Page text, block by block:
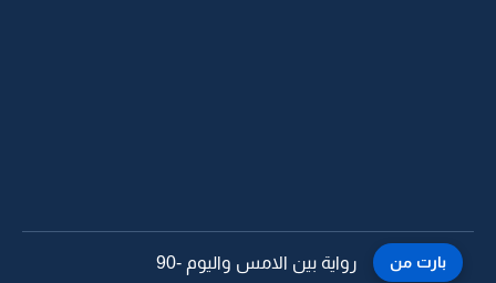
بارت من رواية بين الامس واليوم -89